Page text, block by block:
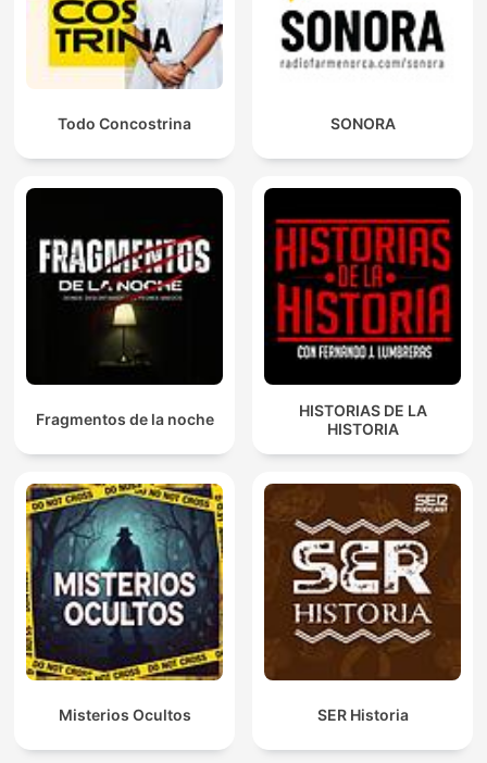
Todo Concostrina SONORA
Fragmentos de la noche
HISTORIAS DE LA
HISTORIA
Misterios Ocultos SER Historia